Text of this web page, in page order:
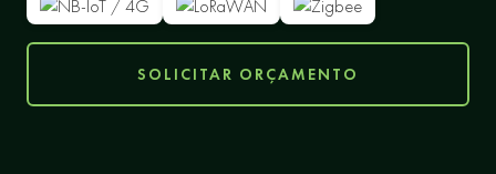
SOLICITAR ORÇAMENTO